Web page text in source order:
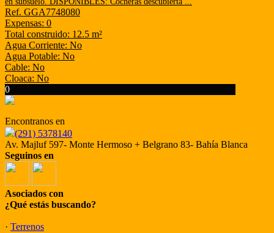
Ref. GGA7748080
Expensas: 0
Total construido: 12.5 m²
Agua Corriente: No
Agua Potable: No
Cable: No
Cloaca: No
0
Encontranos en
(291) 5378140
Av. Majluf 597- Monte Hermoso + Belgrano 83- Bahía Blanca
Seguinos en
Asociados con
¿Qué estás buscando?
· Terrenos